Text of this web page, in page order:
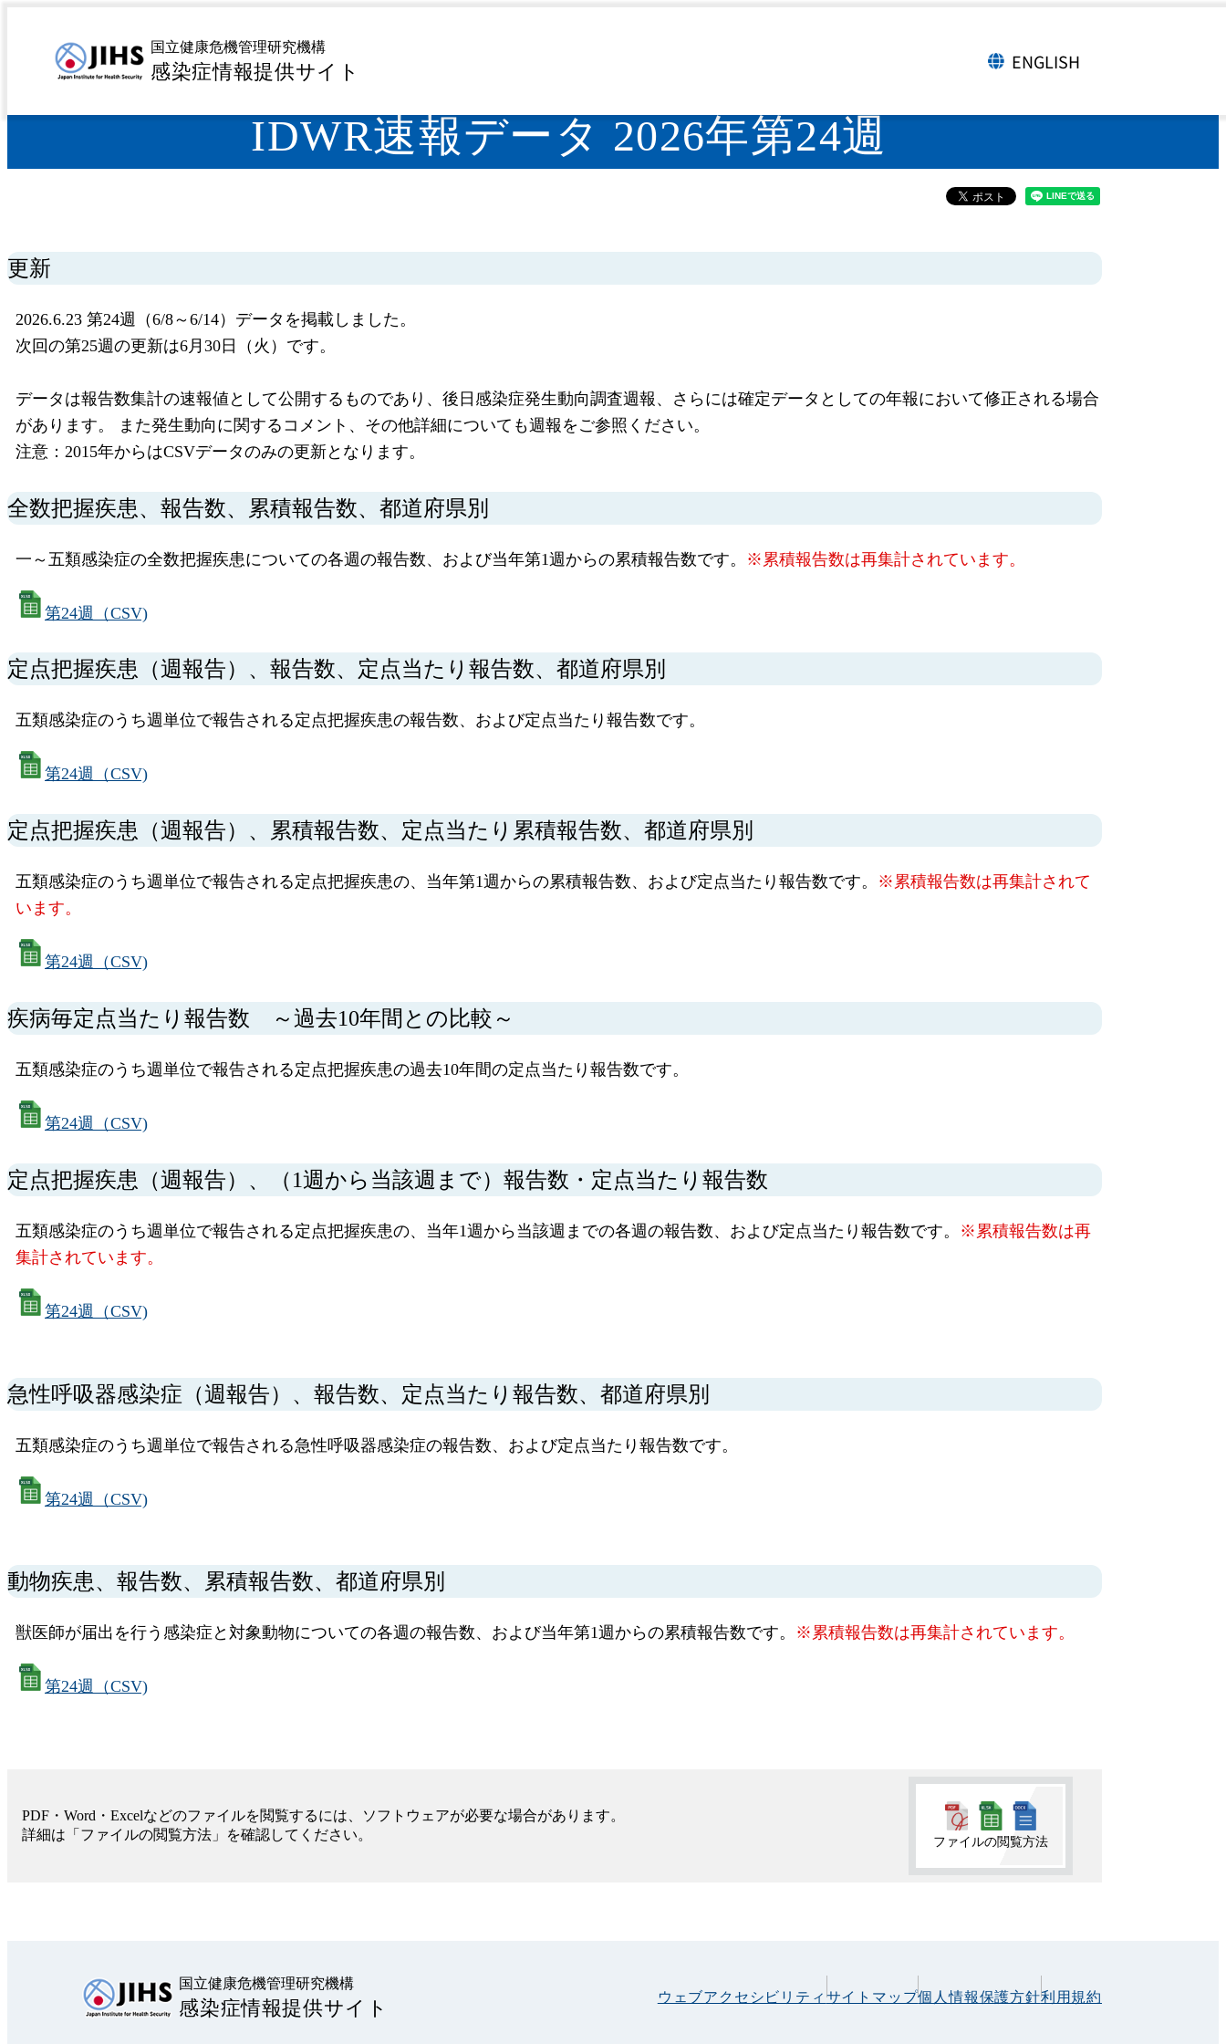
国立健康危機管理研究機構
感染症情報提供サイト 言語切り替え
ENGLISH
トップページ> サーベイランス>感染症発生動向調査 週報（IDWR）
IDWR速報データ 2026年第24週
更新
2026.6.23 第24週（6/8～6/14）データを掲載しました。
次回の第25週の更新は6月30日（火）です。
データは報告数集計の速報値として公開するものであり、後日感染症発生動向調査週報、さらには確定データとしての年報において修正される場合
があります。 また発生動向に関するコメント、その他詳細についても週報をご参照ください。
注意：2015年からはCSVデータのみの更新となります。
全数把握疾患、報告数、累積報告数、都道府県別
一～五類感染症の全数把握疾患についての各週の報告数、および当年第1週からの累積報告数です。 ※累積報告数は再集計されています。
第24週（CSV)
定点把握疾患（週報告）、報告数、定点当たり報告数、都道府県別
五類感染症のうち週単位で報告される定点把握疾患の報告数、および定点当たり報告数です。
第24週（CSV)
定点把握疾患（週報告）、累積報告数、定点当たり累積報告数、都道府県別
五類感染症のうち週単位で報告される定点把握疾患の、当年第1週からの累積報告数、および定点当たり報告数です。 ※累積報告数は再集計されて
います。
第24週（CSV)
疾病毎定点当たり報告数 ～過去10年間との比較～
五類感染症のうち週単位で報告される定点把握疾患の過去10年間の定点当たり報告数です。
第24週（CSV)
定点把握疾患（週報告）、（1週から当該週まで）報告数・定点当たり報告数
五類感染症のうち週単位で報告される定点把握疾患の、当年1週から当該週までの各週の報告数、および定点当たり報告数です。 ※累積報告数は再
集計されています。
第24週（CSV)
急性呼吸器感染症（週報告）、報告数、定点当たり報告数、都道府県別
五類感染症のうち週単位で報告される急性呼吸器感染症の報告数、および定点当たり報告数です。
第24週（CSV)
動物疾患、報告数、累積報告数、都道府県別
獣医師が届出を行う感染症と対象動物についての各週の報告数、および当年第1週からの累積報告数です。 ※累積報告数は再集計されています。
第24週（CSV)
PDF・Word・Excelなどのファイルを閲覧するには、ソフトウェアが必要な場合があります。
詳細は「ファイルの閲覧方法」を確認してください。
ファイルの閲覧方法
国立健康危機管理研究機構
感染症情報提供サイト ウェブアクセシビリティ サイトマップ個人情報保護方針利用規約